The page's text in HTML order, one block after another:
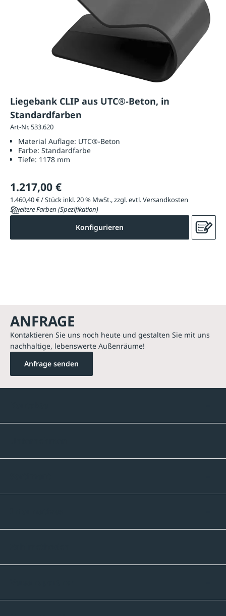
Liegebank CLIP aus UTC®-Beton, in
Standardfarben
Art-Nr. 533.620
Material Auflage: UTC®-Beton
Farbe: Standardfarbe
Tiefe: 1178 mm
1.217,00 €
1.460,40 € / Stück inkl. 20 % MwSt., zzgl. evtl. Versandkosten
5 weitere Farben (Spezifikation)
Konfigurieren
ANFRAGE
Kontaktieren Sie uns noch heute und gestalten Sie mit uns
nachhaltige, lebenswerte Außenräume!
Anfrage senden